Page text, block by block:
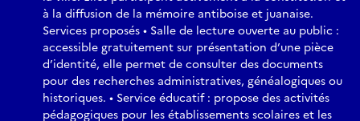
à la diffusion de la mémoire antiboise et juanaise.
Services proposés • Salle de lecture ouverte au public :
accessible gratuitement sur présentation d’une pièce
d’identité, elle permet de consulter des documents
pour des recherches administratives, généalogiques ou
historiques. • Service éducatif : propose des activités
pédagogiques pour les établissements scolaires et les